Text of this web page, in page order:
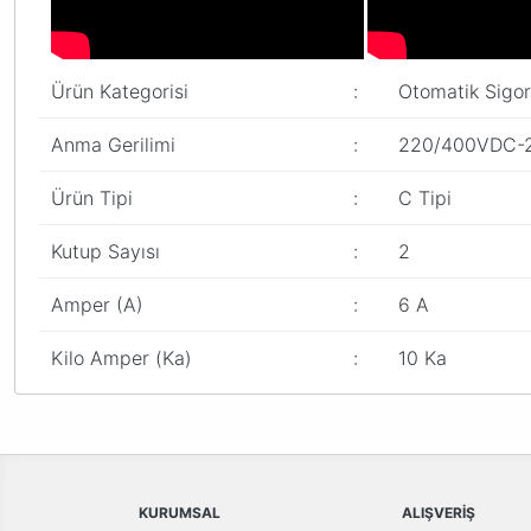
Ürün Kategorisi : Otomatik
Anma Gerilimi : 220/400VDC-
Ürün Tipi : C Tipi
Kutup Sayısı : 2
Amper (A) : 6 A
Kilo Amper (Ka) : 10 Ka
KURUMSAL ALIŞVERİŞ